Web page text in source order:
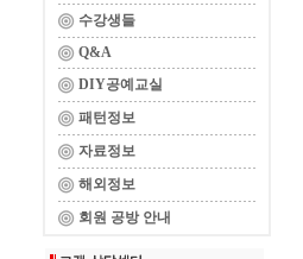
수강생들
Q&A
DIY공예교실
패턴정보
자료정보
해외정보
회원 공방 안내